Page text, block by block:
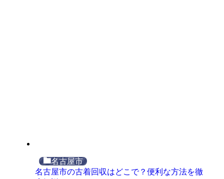
名古屋市
名古屋市の古着回収はどこで？便利な方法を徹